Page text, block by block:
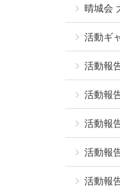
晴城会
活動ギ
活動報
活動報
活動報
活動報
活動報